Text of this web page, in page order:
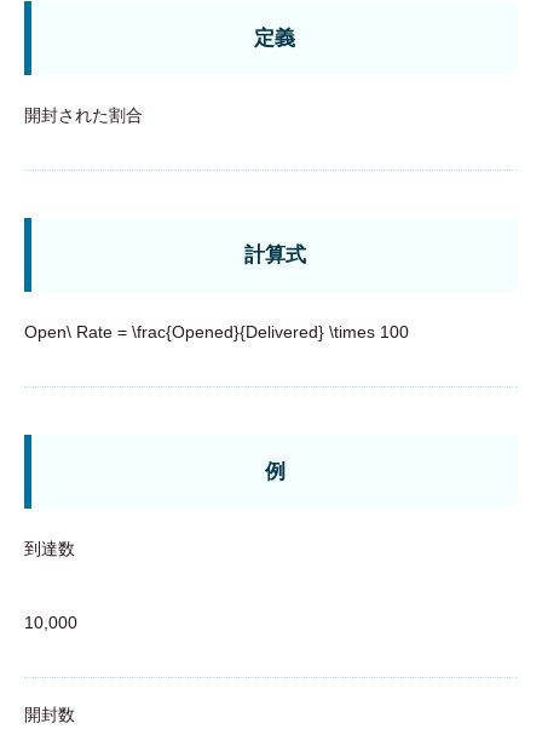
定義
開封された割合
計算式
Open\ Rate = \frac{Opened}{Delivered} \times 100
例
到達数
10,000
開封数